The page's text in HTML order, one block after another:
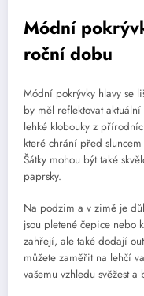
Módní
roční dobu
Módní pokrývky hlavy se
by měl reflektovat
lehké klobouky z
které chrání před
Šátky mohou být také
paprsky.
Na podzim a v zimě je
jsou pletené čepice nebo
zahřejí, ale také dodají
můžete zaměřit na lehčí
vašemu vzhledu svěžest a